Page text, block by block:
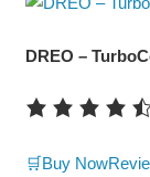
DREO –
🛒Buy Now